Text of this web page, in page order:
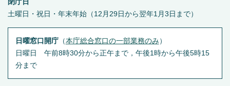
閉庁日
土曜日・祝日・年末年始（12月29日から翌年1月3日まで）
日曜窓口開庁（本庁総合窓口の一部業務のみ ）
日曜日 午前8時30分から正午まで，午後1時から午後5時15
分まで